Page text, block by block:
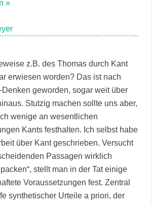
»
z.B. des Thomas durch Kant
erwiesen worden? Das ist nach
Denken geworden, sogar weit über
Stutzig machen sollte uns aber,
wenige an wesentlichen
Kants festhalten. Ich selbst habe
über Kant geschrieben. Versucht
Passagen wirklich
stellt man in der Tat einige
Voraussetzungen fest. Zentral
synthetischer Urteile a priori, der